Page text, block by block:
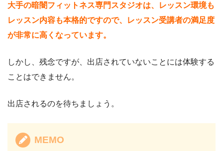
大手の暗闇フィットネス専門スタジオは、レッスン環境も
レッスン内容も本格的ですので、レッスン受講者の満足度
が非常に高くなっています。
しかし、残念ですが、出店されていないことには体験する
ことはできません。
出店されるのを待ちましょう。
MEMO